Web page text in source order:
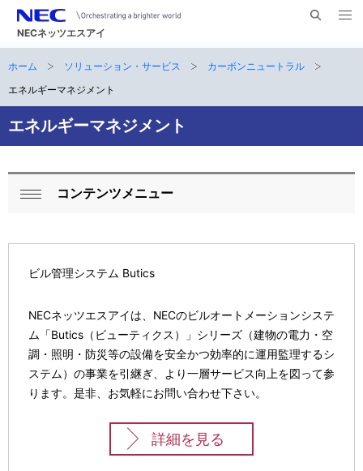
NECネッツエスアイ
メ
ナ
ビ
ゲ
ー
シ
サ
イ
ト
の
在
ホーム ソリューション・サービス
カーボンニュートラル
エネルギーマネジメント
エネルギーマネジメント
ロ
コンテンツメニュー
ビル管理システム Butics
NECネッツエスアイは、NECのビルオートメーションシステ
ム「Butics（ビューティクス）」シリーズ（建物の電力・空
調・照明・防災等の設備を安全かつ効率的に運用監理するシ
ステム）の事業を引継ぎ、より一層サービス向上を図って参
ります。是非、お気軽にお問い合わせ下さい。
詳細を見る